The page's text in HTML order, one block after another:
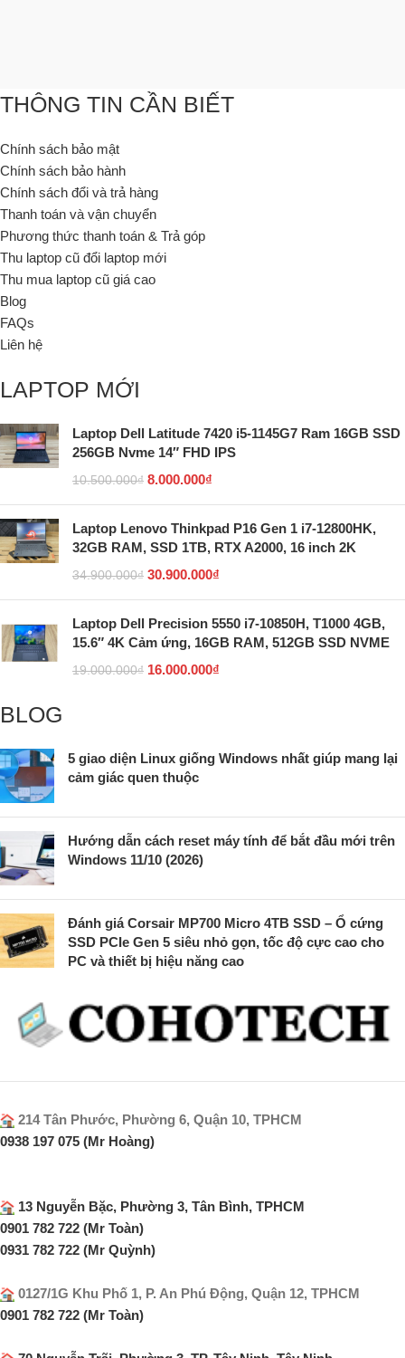
THÔNG TIN CẦN BIẾT
Chính sách bảo mật
Chính sách bảo hành
Chính sách đổi và trả hàng
Thanh toán và vận chuyển
Phương thức thanh toán & Trả góp
Thu laptop cũ đổi laptop mới
Thu mua laptop cũ giá cao
Blog
FAQs
Liên hệ
LAPTOP MỚI
Laptop Dell Latitude 7420 i5-1145G7 Ram 16GB SSD
256GB Nvme 14″ FHD IPS
10.500.000₫ 8.000.000₫
Laptop Lenovo Thinkpad P16 Gen 1 i7-12800HK,
32GB RAM, SSD 1TB, RTX A2000, 16 inch 2K
34.900.000₫ 30.900.000₫
Laptop Dell Precision 5550 i7-10850H, T1000 4GB,
15.6″ 4K Cảm ứng, 16GB RAM, 512GB SSD NVME
19.000.000₫ 16.000.000₫
BLOG
5 giao diện Linux giống Windows nhất giúp mang lại
cảm giác quen thuộc
Hướng dẫn cách reset máy tính để bắt đầu mới trên
Windows 11/10 (2026)
Đánh giá Corsair MP700 Micro 4TB SSD – Ổ cứng
SSD PCIe Gen 5 siêu nhỏ gọn, tốc độ cực cao cho
PC và thiết bị hiệu năng cao
214 Tân Phước, Phường 6, Quận 10, TPHCM
0938 197 075 (Mr Hoàng)
13 Nguyễn Bặc, Phường 3, Tân Bình, TPHCM
0901 782 722 (Mr Toàn)
0931 782 722 (Mr Quỳnh)
0127/1G Khu Phố 1, P. An Phú Động, Quận 12, TPHCM
0901 782 722 (Mr Toàn)